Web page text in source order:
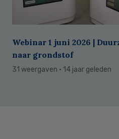
Webinar 1 juni 2026 |
naar grondstof
31 weergaven · 14 jaar geleden